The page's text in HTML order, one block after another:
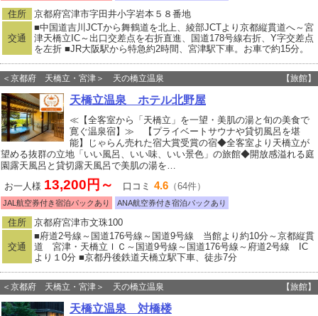
住所 京都府宮津市字田井小字岩本５８番地
交通
■中国道吉川JCTから舞鶴道を北上、綾部JCTより京都縦貫道へ～宮
津天橋立IC～出口交差点を右折直進、国道178号線右折、Y字交差点
を左折 ■JR大阪駅から特急約2時間、宮津駅下車。お車で約15分。
＜京都府 天橋立・宮津＞ 天の橋立温泉 【旅館】
天橋立温泉 ホテル北野屋
≪【全客室から「天橋立」を一望・美肌の湯と旬の美食で
寛ぐ温泉宿】≫ 【プライベートサウナや貸切風呂を堪
能】じゃらん売れた宿大賞受賞の宿◆全客室より天橋立が
望める抜群の立地「いい風呂、いい味、いい景色」の旅館◆開放感溢れる庭
園露天風呂と貸切露天風呂で美肌の湯を…
お一人様 13,200円～ 口コミ 4.6 （64件）
JAL航空券付き宿泊パックあり ANA航空券付き宿泊パックあり
住所 京都府宮津市文珠100
交通
■府道2号線～国道176号線～国道9号線 当館より約10分～京都縦貫
道 宮津・天橋立ＩＣ～国道9号線～国道176号線～府道2号線 IC
より１0分 ■京都丹後鉄道天橋立駅下車、徒歩7分
＜京都府 天橋立・宮津＞ 天の橋立温泉 【旅館】
天橋立温泉 対橋楼